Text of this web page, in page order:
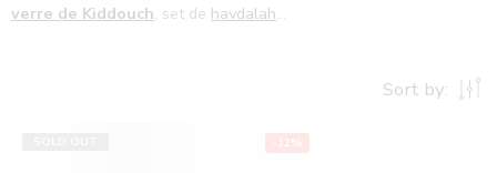
verre de Kiddouch, set de havdalah…
Sort by:
-12%